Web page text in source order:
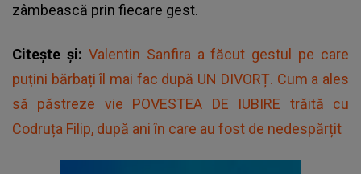
zâmbească prin fiecare gest.
Citește și: Valentin Sanfira a făcut gestul pe care
puțini bărbați îl mai fac după UN DIVORȚ. Cum a ales
să păstreze vie POVESTEA DE IUBIRE trăită cu
Codruța Filip, după ani în care au fost de nedespărțit